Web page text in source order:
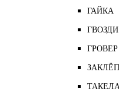
ГАЙКА
ГВОЗДИ
ГРОВЕР